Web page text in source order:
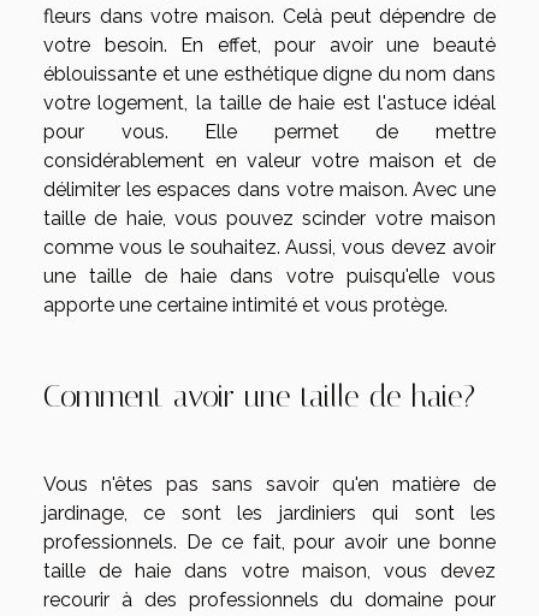
fleurs dans votre maison. Celà peut dépendre de
votre besoin. En effet, pour avoir une beauté
éblouissante et une esthétique digne du nom dans
votre logement, la taille de haie est l'astuce idéal
pour vous. Elle permet de mettre
considérablement en valeur votre maison et de
délimiter les espaces dans votre maison. Avec une
taille de haie, vous pouvez scinder votre maison
comme vous le souhaitez. Aussi, vous devez avoir
une taille de haie dans votre puisqu'elle vous
apporte une certaine intimité et vous protège.
Comment avoir une taille de haie?
Vous n'êtes pas sans savoir qu'en matière de
jardinage, ce sont les jardiniers qui sont les
professionnels. De ce fait, pour avoir une bonne
taille de haie dans votre maison, vous devez
recourir à des professionnels du domaine pour